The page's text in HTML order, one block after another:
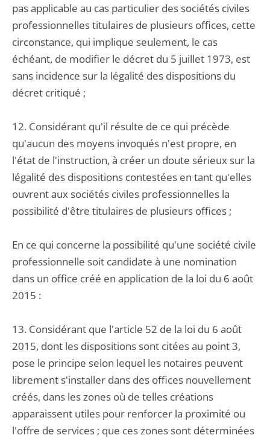
pas applicable au cas particulier des sociétés civiles
professionnelles titulaires de plusieurs offices, cette
circonstance, qui implique seulement, le cas
échéant, de modifier le décret du 5 juillet 1973, est
sans incidence sur la légalité des dispositions du
décret critiqué ;
12. Considérant qu'il résulte de ce qui précède
qu'aucun des moyens invoqués n'est propre, en
l'état de l'instruction, à créer un doute sérieux sur la
légalité des dispositions contestées en tant qu'elles
ouvrent aux sociétés civiles professionnelles la
possibilité d'être titulaires de plusieurs offices ;
En ce qui concerne la possibilité qu'une société civile
professionnelle soit candidate à une nomination
dans un office créé en application de la loi du 6 août
2015 :
13. Considérant que l'article 52 de la loi du 6 août
2015, dont les dispositions sont citées au point 3,
pose le principe selon lequel les notaires peuvent
librement s'installer dans des offices nouvellement
créés, dans les zones où de telles créations
apparaissent utiles pour renforcer la proximité ou
l'offre de services ; que ces zones sont déterminées